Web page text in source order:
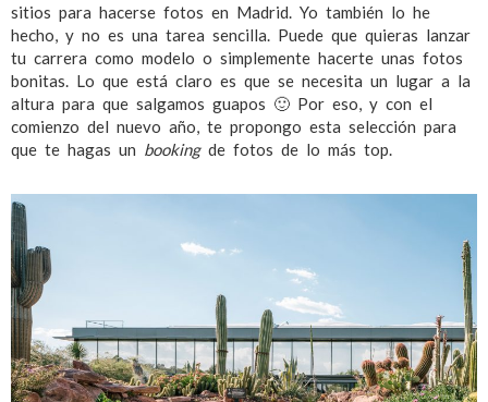
sitios para hacerse fotos en Madrid. Yo también lo he
hecho, y no es una tarea sencilla. Puede que quieras lanzar
tu carrera como modelo o simplemente hacerte unas fotos
bonitas. Lo que está claro es que se necesita un lugar a la
altura para que salgamos guapos 🙂 Por eso, y con el
comienzo del nuevo año, te propongo esta selección para
que te hagas un bookingde fotos de lo más top.